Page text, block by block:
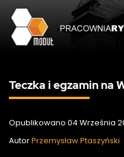
Teczka i egzamin na
Opublikowano 04 Września
AutorPrzemysław Ptaszyński